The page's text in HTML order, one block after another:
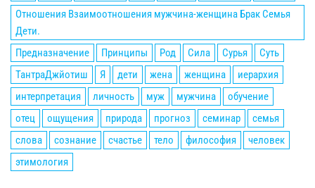
Отношения Взаимоотношения мужчина-женщина Брак Семья
Дети.
Предназначение
Принципы Род Сила Сурья
Суть
ТантраДжйотиш
Я дети жена женщина
иерархия
интерпретация
личность муж мужчина
обучение
отец
ощущения природа прогноз семинар
семья
слова
сознание счастье тело философия
человек
этимология